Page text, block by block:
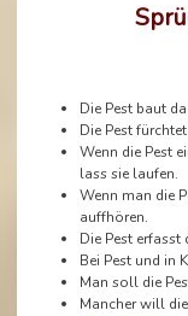
Die Pest baut
Die Pest
Wenn die Pest
lass sie laufen.
Wenn man die
auffhören.
Die Pest
Bei Pest und in
Man soll die
Mancher will